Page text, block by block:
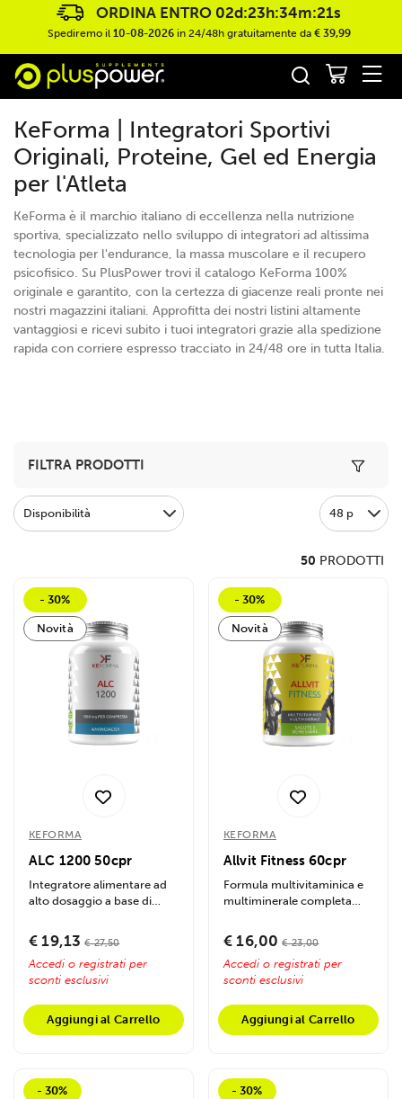
ORDINA ENTRO 02d:23h:34m:19s
Spediremo il 10-08-2026in 24/48h gratuitamente da € 39,99
KeForma | Integratori Sportivi
Originali, Proteine, Gel ed Energia
per l'Atleta
KeForma è il marchio italiano di eccellenza nella nutrizione
sportiva, specializzato nello sviluppo di integratori ad altissima
tecnologia per l'endurance, la massa muscolare e il recupero
psicofisico. Su PlusPower trovi il catalogo KeForma 100%
originale e garantito, con la certezza di giacenze reali pronte nei
nostri magazzini italiani. Approfitta dei nostri listini altamente
vantaggiosi e ricevi subito i tuoi integratori grazie alla spedizione
rapida con corriere espresso tracciato in 24/48 ore in tutta Italia.
Toggle
FILTRA PRODOTTI
Disponibilità 48 p
50 PRODOTTI
- 30%
Novità
KEFORMA
ALC 1200 50cpr
Integratore alimentare ad
alto dosaggio a base di
in...
€ 19,13 € 27,50
Accedi o registrati per
sconti esclusivi
Aggiungi al Carrello
- 30%
Novità
KEFORMA
Allvit Fitness 60cpr
Formula multivitaminica e
multiminerale completa
benessere...
€ 16,00 € 23,00
Accedi o registrati per
sconti esclusivi
Aggiungi al Carrello
- 30% - 30%